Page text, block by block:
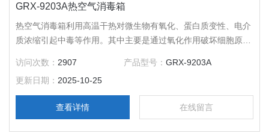
GRX-9203A热空气消毒箱
热空气消毒箱利用高温干热对微生物有氧化、蛋白质变性、电介
质浓缩引起中毒等作用。其中主要是通过氧化作用破坏细胞原生
物。
访问次数： 2907 产品型号：GRX-9203A
更新日期： 2025-10-25
查看详情 在线留言